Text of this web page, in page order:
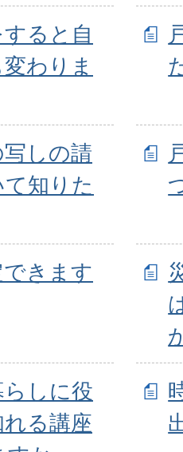
ると自
わりま
しの請
知りた
きます
しに役
る講座